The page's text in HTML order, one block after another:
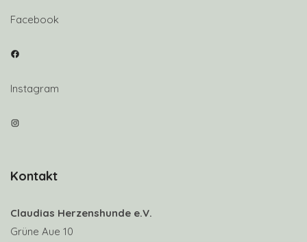
Facebook
Facebook
Instagram
Instagram
Kontakt
Claudias Herzenshunde e.V.
Grüne Aue 10